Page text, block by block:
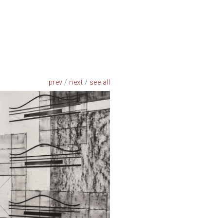
prev / next /